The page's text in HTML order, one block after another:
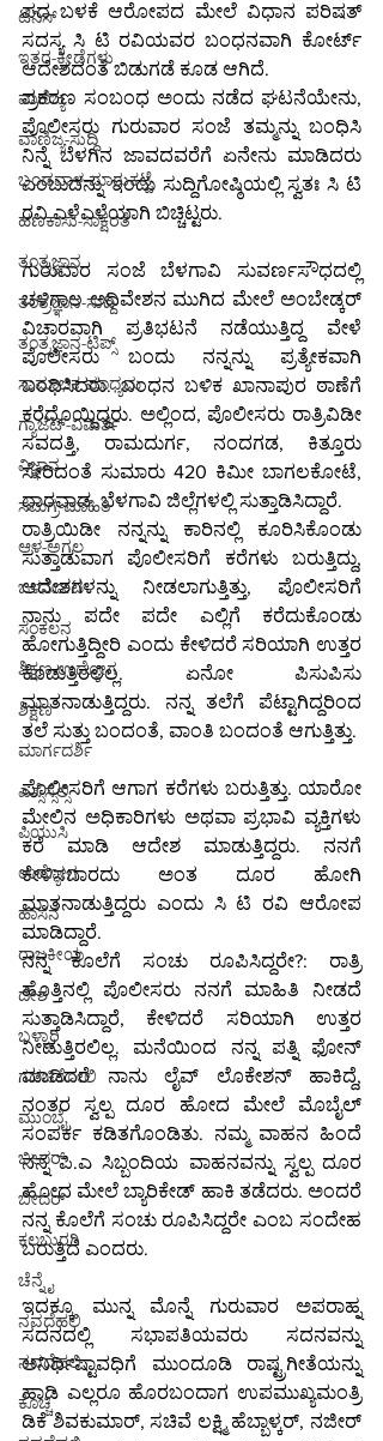
ಟೆನಿಸ್
ಇತರ-ಕ್ರೀಡೆಗಳು
ವಾಣಿಜ್ಯ
ವಾಣಿಜ್ಯ-ಸುದ್ದಿ
ಬಂಡವಾಳ-ಮಾರುಕಟ್ಟೆ
ಹಣಕಾಸು-ಸಾಕ್ಷರತೆ
ತಂತ್ರಜ್ಞಾನ
ತಂತ್ರಜ್ಞಾನ-ಸುದ್ದಿ
ತಂತ್ರಜ್ಞಾನ-ಟಿಪ್ಸ್
ಸಾಮಾಜಿಕ ಮಾಧ್ಯಮ
ಗ್ಯಾಜೆಟ್-ವಿಮರ್ಶೆ
ವಿಜ್ಞಾನ
ಸಮಗ್ರ-ಮಾಹಿತಿ
ಆಳ-ಅಗಲ
ಒಳನೋಟ
ಸಂಕಲನ
ಶಿಕ್ಷಣ-ಉದ್ಯೋಗ
ಶಿಕ್ಷಣ
ಮಾರ್ಗದರ್ಶಿ
ಎಸ್ಸೆಸ್ಸೆಲ್ಸಿ
ಪಿಯುಸಿ
ಉದ್ಯೋಗ
ಹಾಸನ
ರಾಜಕೀಯ
ದೇಶ
ಬಳ್ಳಾರಿ
ಗಡಚಿರೋಲಿ
ಮುಂಬೈ
ಬೀದರ್
ಬೀದರ್
ಕಲಬುರಗಿ
ಚೆನ್ನೈ
ನವದೆಹಲಿ
ನವದೆಹಲಿ
ಕೊಚ್ಚಿ
ಪದ ಬಳಕೆ ಆರೋಪದ ಮೇಲೆ ವಿಧಾನ ಪರಿಷತ್
ಸದಸ್ಯ ಸಿ ಟಿ ರವಿಯವರ ಬಂಧನವಾಗಿ ಕೋರ್ಟ್
ಆದೇಶದಂತೆ ಬಿಡುಗಡೆ ಕೂಡ ಆಗಿದೆ.
ಪ್ರಕರಣ ಸಂಬಂಧ ಅಂದು ನಡೆದ ಘಟನೆಯೇನು,
ಪೊಲೀಸರು ಗುರುವಾರ ಸಂಜೆ ತಮ್ಮನ್ನು ಬಂಧಿಸಿ
ನಿನ್ನೆ ಬೆಳಗಿನ ಜಾವದವರೆಗೆ ಏನೇನು ಮಾಡಿದರು
ಎಂಬುದನ್ನು ಇಂದು ಸುದ್ದಿಗೋಷ್ಠಿಯಲ್ಲಿ ಸ್ವತಃ ಸಿ ಟಿ
ರವಿ ಎಳೆಎಳೆಯಾಗಿ ಬಿಚ್ಚಿಟ್ಟರು.
ಗುರುವಾರ ಸಂಜೆ ಬೆಳಗಾವಿ ಸುವರ್ಣಸೌಧದಲ್ಲಿ
ಚಳಿಗಾಲ ಅಧಿವೇಶನ ಮುಗಿದ ಮೇಲೆ ಅಂಬೇಡ್ಕರ್
ವಿಚಾರವಾಗಿ ಪ್ರತಿಭಟನೆ ನಡೆಯುತ್ತಿದ್ದ ವೇಳೆ
ಪೊಲೀಸರು ಬಂದು ನನ್ನನ್ನು ಪ್ರತ್ಯೇಕವಾಗಿ
ಬಂಧಿಸಿದರು. ಬಂಧನ ಬಳಿಕ ಖಾನಾಪುರ ಠಾಣೆಗೆ
ಕರೆದೊಯ್ದಿದ್ದರು. ಅಲ್ಲಿಂದ, ಪೊಲೀಸರು ರಾತ್ರಿವಿಡೀ
ಸವದತ್ತಿ, ರಾಮದುರ್ಗ, ನಂದಗಡ, ಕಿತ್ತೂರು
ಸೇರಿದಂತೆ ಸುಮಾರು 420 ಕಿಮೀ ಬಾಗಲಕೋಟೆ,
ಧಾರವಾಡ, ಬೆಳಗಾವಿ ಜಿಲ್ಲೆಗಳಲ್ಲಿ ಸುತ್ತಾಡಿಸಿದ್ದಾರೆ.
ರಾತ್ರಿಯಿಡೀ ನನ್ನನ್ನು ಕಾರಿನಲ್ಲಿ ಕೂರಿಸಿಕೊಂಡು
ಸುತ್ತಾಡುವಾಗ ಪೊಲೀಸರಿಗೆ ಕರೆಗಳು ಬರುತ್ತಿದ್ದು,
ಆದೇಶಗಳನ್ನು ನೀಡಲಾಗುತ್ತಿತ್ತು, ಪೊಲೀಸರಿಗೆ
ನಾನು ಪದೇ ಪದೇ ಎಲ್ಲಿಗೆ ಕರೆದುಕೊಂಡು
ಹೋಗುತ್ತಿದ್ದೀರಿ ಎಂದು ಕೇಳಿದರೆ ಸರಿಯಾಗಿ ಉತ್ತರ
ಕೊಡುತ್ತಿರಲಿಲ್ಲ. ಏನೋ ಪಿಸುಪಿಸು
ಮಾತನಾಡುತ್ತಿದ್ದರು. ನನ್ನ ತಲೆಗೆ ಪೆಟ್ಟಾಗಿದ್ದರಿಂದ
ತಲೆ ಸುತ್ತು ಬಂದಂತೆ, ವಾಂತಿ ಬಂದಂತೆ ಆಗುತ್ತಿತ್ತು.
ಪೊಲೀಸರಿಗೆ ಆಗಾಗ ಕರೆಗಳು ಬರುತ್ತಿತ್ತು. ಯಾರೋ
ಮೇಲಿನ ಅಧಿಕಾರಿಗಳು ಅಥವಾ ಪ್ರಭಾವಿ ವ್ಯಕ್ತಿಗಳು
ಕರೆ ಮಾಡಿ ಆದೇಶ ಮಾಡುತ್ತಿದ್ದರು. ನನಗೆ
ಕೇಳಿಸಬಾರದು ಅಂತ ದೂರ ಹೋಗಿ
ಮಾತನಾಡುತ್ತಿದ್ದರು ಎಂದು ಸಿ ಟಿ ರವಿ ಆರೋಪ
ಮಾಡಿದ್ದಾರೆ.
ನನ್ನ ಕೊಲೆಗೆ ಸಂಚು ರೂಪಿಸಿದ್ದರೇ?: ರಾತ್ರಿ
ಹೊತ್ತಿನಲ್ಲಿ ಪೊಲೀಸರು ನನಗೆ ಮಾಹಿತಿ ನೀಡದೆ
ಸುತ್ತಾಡಿಸಿದ್ದಾರೆ, ಕೇಳಿದರೆ ಸರಿಯಾಗಿ ಉತ್ತರ
ನೀಡುತ್ತಿರಲಿಲ್ಲ. ಮನೆಯಿಂದ ನನ್ನ ಪತ್ನಿ ಫೋನ್
ಮಾಡಿದರೆ ನಾನು ಲೈವ್ ಲೊಕೇಶನ್ ಹಾಕಿದ್ದೆ,
ನಂತರ ಸ್ವಲ್ಪ ದೂರ ಹೋದ ಮೇಲೆ ಮೊಬೈಲ್
ಸಂಪರ್ಕ ಕಡಿತಗೊಂಡಿತು. ನಮ್ಮ ವಾಹನ ಹಿಂದೆ
ನನ್ನ ಪಿ.ಎ ಸಿಬ್ಬಂದಿಯ ವಾಹನವನ್ನು ಸ್ವಲ್ಪ ದೂರ
ಹೋದ ಮೇಲೆ ಬ್ಯಾರಿಕೇಡ್ ಹಾಕಿ ತಡೆದರು. ಅಂದರೆ
ನನ್ನ ಕೊಲೆಗೆ ಸಂಚು ರೂಪಿಸಿದ್ದರೇ ಎಂಬ ಸಂದೇಹ
ಬರುತ್ತಿದೆ ಎಂದರು.
ಇದಕ್ಕೂ ಮುನ್ನ ಮೊನ್ನೆ ಗುರುವಾರ ಅಪರಾಹ್ನ
ಸದನದಲ್ಲಿ ಸಭಾಪತಿಯವರು ಸದನವನ್ನು
ಅನಿರ್ಧಿಷ್ಟಾವಧಿಗೆ ಮುಂದೂಡಿ ರಾಷ್ಟ್ರಗೀತೆಯನ್ನು
ಹಾಡಿ ಎಲ್ಲರೂ ಹೊರಬಂದಾಗ ಉಪಮುಖ್ಯಮಂತ್ರಿ
ಡಿಕೆ ಶಿವಕುಮಾರ್, ಸಚಿವೆ ಲಕ್ಷ್ಮಿ ಹೆಬ್ಬಾಳ್ಕರ್, ನಜೀರ್